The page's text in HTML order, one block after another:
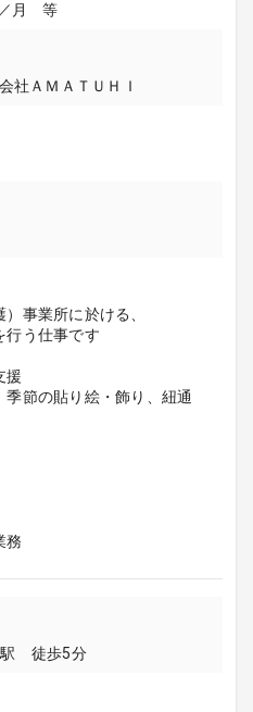
／月 等
社ＡＭＡＴＵＨＩ
事業所に於ける、
行う仕事です
援
季節の貼り絵・飾り、紐通
務
駅 徒歩5分